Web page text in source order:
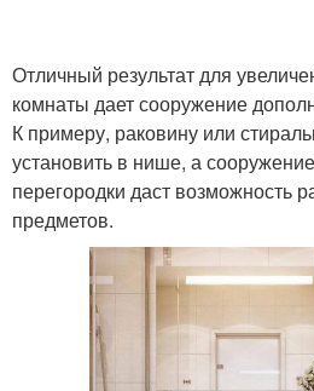
Отличный результат для
комнаты дает сооружение
К примеру, раковину или
установить в нише, а
перегородки даст возможность
предметов.